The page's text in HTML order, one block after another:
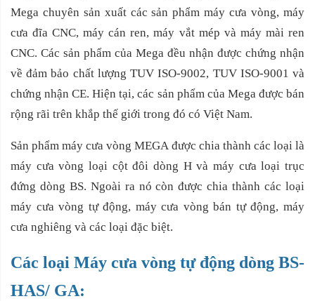
Mega chuyên sản xuất các sản phẩm máy cưa vòng, máy
cưa đĩa CNC, máy cán ren, máy vắt mép và máy mài ren
CNC. Các sản phẩm của Mega đều nhận được chứng nhận
về đảm bảo chất lượng TUV ISO-9002, TUV ISO-9001 và
chứng nhận CE. Hiện tại, các sản phẩm của Mega được bán
rộng rãi trên khắp thế giới trong đó có Việt Nam.
Sản phẩm máy cưa vòng MEGA được chia thành các loại là
máy cưa vòng loại cột đôi dòng H và máy cưa loại trục
đứng dòng BS. Ngoài ra nó còn được chia thành các loại
máy cưa vòng tự động, máy cưa vòng bán tự động, máy
cưa nghiêng và các loại đặc biệt.
Các loại Máy cưa vòng tự động dòng BS-
HAS/ GA: